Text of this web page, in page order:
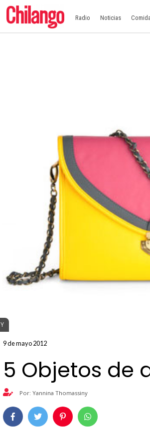
Radio Noticias
Y
9 de mayo 2012
5 Objetos de
Por: Yannina Thomassiny